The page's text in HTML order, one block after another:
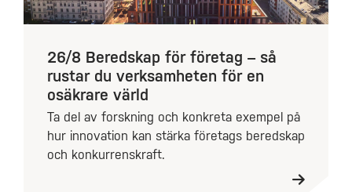
26/8 Beredskap för företag – så
rustar du verksamheten för en
osäkrare värld
Ta del av forskning och konkreta exempel på
hur innovation kan stärka företags beredskap
och konkurrenskraft.